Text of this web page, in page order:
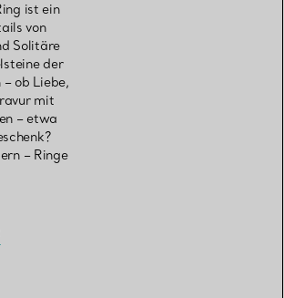
ist ein
von
Solitäre
der
ob Liebe,
mit
– etwa
– Ringe